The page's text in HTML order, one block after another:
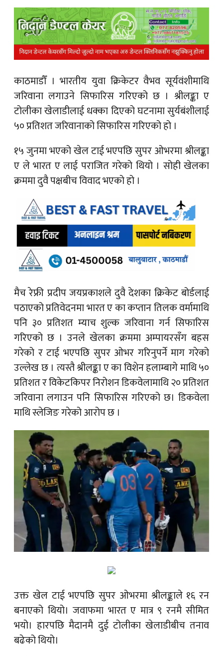
काठमाडौँ। भारतीय युवा क्रिकेटर वैभव सूर्यवंशीमाथि
जरिवाना लगाउने सिफारिस गरिएको छ । श्रीलङ्का ए
टोलीका खेलाडीलाई धक्का दिएको घटनामा सुर्यबंशीलाई
५० प्रतिशत जरिवानाको सिफारिस गरिएको हो ।
१५ जुनमा भएको खेल टाई भएपछि सुपर ओभरमा श्रीलङ्का
ए ले भारत ए लाई पराजित गरेको थियो । सोही खेलका
क्रममा दुवै पक्षबीच विवाद भएको हो ।
मैच रेफ्री प्रदीप जयप्रकाशले दुवै देशका क्रिकेट बोर्डलाई
पठाएको प्रतिवेदनमा भारत ए का कप्तान तिलक वर्मामाथि
पनि ३० प्रतिशत म्याच शुल्क जरिवाना गर्न सिफारिस
गरिएको छ । उनले खेलका क्रममा अम्पायरसँग बहस
गरेको र टाई भएपछि सुपर ओभर गरिनुपर्ने माग गरेको
उल्लेख छ । त्यस्तै श्रीलङ्का ए का विशेन हलाम्बागे माथि ५०
प्रतिशत र विकेटकिपर निरोशन डिकवेलामाथि २० प्रतिशत
जरिवाना लगाउन पनि सिफारिस गरिएको छ। डिकवेला
माथि स्लेजिङ गरेको आरोप छ ।
उक्त खेल टाई भएपछि सुपर ओभरमा श्रीलङ्काले १६ रन
बनाएको थियो। जवाफमा भारत ए मात्र ९ रनमै सीमित
भयो। हारपछि मैदानमै दुई टोलीका खेलाडीबीच तनाव
बढेको थियो।